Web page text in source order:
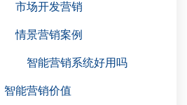
市场开发营销
情景营销案例
智能营销系统好用吗
智能营销价值